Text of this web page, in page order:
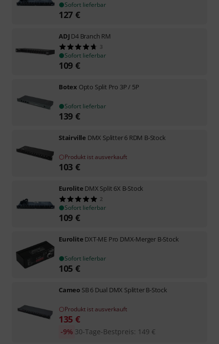
Sofort lieferbar
127 €
ADJ D4 Branch RM
3
Sofort lieferbar
109 €
Botex Opto Split Pro 3P / 5P
Sofort lieferbar
139 €
Stairville DMX Splitter 6 RDM B-Stock
Produkt ist ausverkauft
103 €
Eurolite DMX Split 6X B-Stock
2
Sofort lieferbar
109 €
Eurolite DXT-ME Pro DMX-Merger B-Stock
Sofort lieferbar
105 €
Cameo SB 6 Dual DMX Splitter B-Stock
Produkt ist ausverkauft
135 €
30-Tage-Bestpreis: 149 €
-9%